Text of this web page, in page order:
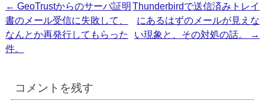
投
稿
ナ
ゲ
ー
← GeoTrustからのサーバ証明
書のメール受信に失敗して、
なんとか再発行してもらった
件。
Thunderbirdで送信済みトレイ
にあるはずのメールが見えな
い現象と、その対処の話。
→
コメントを残す